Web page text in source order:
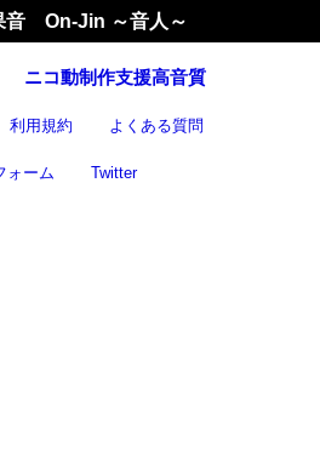
音 On-Jin ～音人～
ニコ動制作支援高音質
利用規約 よくある質問
ォーム Twitter